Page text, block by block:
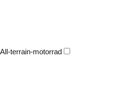
All-terrain-motorrad